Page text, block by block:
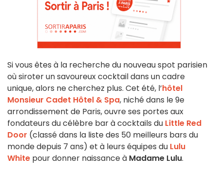
Si vous êtes à la recherche du nouveau spot parisien
où siroter un savoureux cocktail dans un cadre
unique, alors ne cherchez plus. Cet été, l’hôtel
Monsieur Cadet Hôtel & Spa, niché dans le 9e
arrondissement de Paris, ouvre ses portes aux
fondateurs du célèbre bar à cocktails du Little Red
Door (classé dans la liste des 50 meilleurs bars du
monde depuis 7 ans) et à leurs équipes du Lulu
White pour donner naissance à Madame Lulu.